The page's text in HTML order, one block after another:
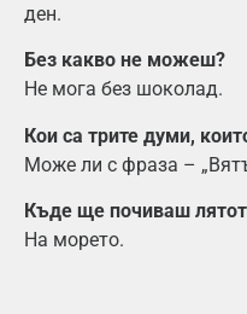
ден.
Без какво не можеш?
Не мога без шоколад.
Кои са трите думи,
Може ли с фраза –
Къде ще почиваш
На морето.